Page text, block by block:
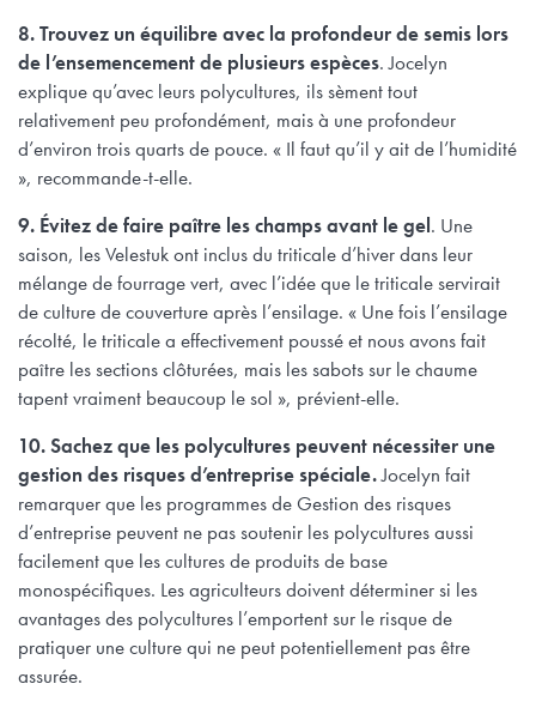
8. Trouvez un équilibre avec la profondeur de semis lors
de l’ensemencement de plusieurs espèces. Jocelyn
explique qu’avec leurs polycultures, ils sèment tout
relativement peu profondément, mais à une profondeur
d’environ trois quarts de pouce. « Il faut qu’il y ait de l’humidité
», recommande-t-elle.
9. Évitez de faire paître les champs avant le gel. Une
saison, les Velestuk ont inclus du triticale d’hiver dans leur
mélange de fourrage vert, avec l’idée que le triticale servirait
de culture de couverture après l’ensilage. « Une fois l’ensilage
récolté, le triticale a effectivement poussé et nous avons fait
paître les sections clôturées, mais les sabots sur le chaume
tapent vraiment beaucoup le sol », prévient-elle.
10.Sachez que les polycultures peuvent nécessiter une
gestion des risques d’entreprise spéciale.Jocelyn fait
remarquer que les programmes de Gestion des risques
d’entreprise peuvent ne pas soutenir les polycultures aussi
facilement que les cultures de produits de base
monospécifiques. Les agriculteurs doivent déterminer si les
avantages des polycultures l’emportent sur le risque de
pratiquer une culture qui ne peut potentiellement pas être
assurée.